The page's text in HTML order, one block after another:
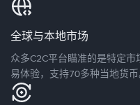
全球与本地市场
众多C2C平台瞄准的是特定
易体验，支持70多种当地货币